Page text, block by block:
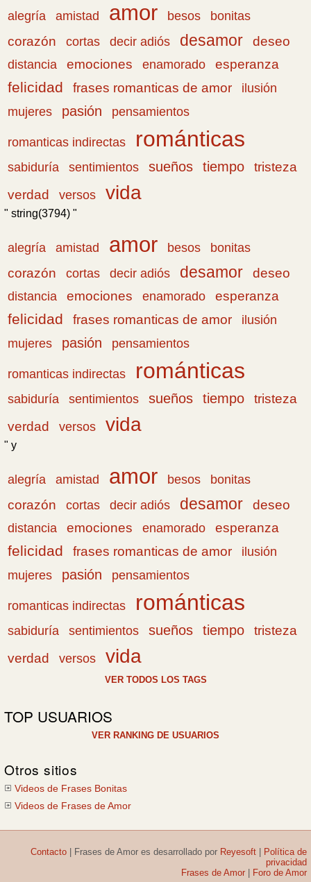
alegría amistad amor besos
bonitas
corazón
cortas decir adiós desamor deseo
distancia emociones enamorado esperanza
felicidad frases romanticas de amor
ilusión
mujeres
pasión pensamientos
romanticas indirectas románticas
sabiduría sentimientos sueños tiempo
tristeza
verdad
versos vida
" string(3794) "
alegría amistad amor besos
bonitas
corazón
cortas decir adiós desamor deseo
distancia emociones enamorado esperanza
felicidad frases romanticas de amor
ilusión
mujeres
pasión pensamientos
romanticas indirectas románticas
sabiduría sentimientos sueños tiempo
tristeza
verdad
versos vida
" y
alegría amistad amor besos
bonitas
corazón
cortas decir adiós desamor deseo
distancia emociones enamorado esperanza
felicidad frases romanticas de amor
ilusión
mujeres
pasión pensamientos
romanticas indirectas románticas
sabiduría sentimientos sueños tiempo
tristeza
verdad
versos vida
VER TODOS LOS TAGS
TOP USUARIOS
VER RANKING DE USUARIOS
Otros sitios
Videos de Frases Bonitas
Videos de Frases de Amor
Contacto| Frases de Amores desarrollado por Reyesoft|
Política de
privacidad
Frases de Amor| Foro de Amor